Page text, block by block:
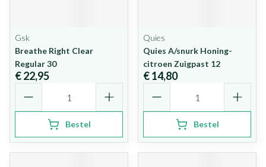
Gsk
Breathe Right Clear
Regular 30
€ 22,95
Bestel
Quies
Quies A/snurk Honing-
citroen Zuigpast 12
€ 14,80
Bestel